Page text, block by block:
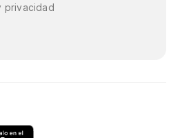
privacidad